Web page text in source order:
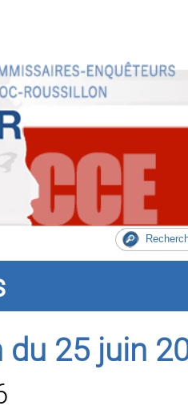
25 juin